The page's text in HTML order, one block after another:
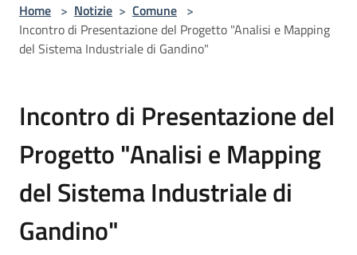
Home > Notizie > Comune >
Incontro di Presentazione del Progetto "Analisi e Mapping
del Sistema Industriale di Gandino"
Incontro di Presentazione del
Progetto "Analisi e Mapping
del Sistema Industriale di
Gandino"